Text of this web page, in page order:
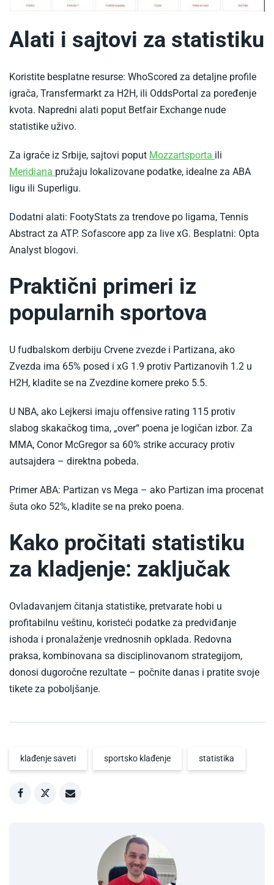
Alati i sajtovi za statistiku
Koristite besplatne resurse: WhoScored za detaljne profile
igrača, Transfermarkt za H2H, ili OddsPortal za poređenje
kvota. Napredni alati poput Betfair Exchange nude
statistike uživo.​
Za igrače iz Srbije, sajtovi poput Mozzartsporta -
Iskustva
ili
Meridiana -
Iskustva
pružaju lokalizovane podatke, idealne za ABA
ligu ili Superligu.​
Dodatni alati: FootyStats za trendove po ligama, Tennis
Abstract za ATP. Sofascore app za live xG. Besplatni: Opta
Analyst blogovi.​
Praktični primeri iz
popularnih sportova
U fudbalskom derbiju Crvene zvezde i Partizana, ako
Zvezda ima 65% posed i xG 1.9 protiv Partizanovih 1.2 u
H2H, kladite se na Zvezdine kornere preko 5.5.​
U NBA, ako Lejkersi imaju offensive rating 115 protiv
slabog skakačkog tima, „over“ poena je logičan izbor. Za
MMA, Conor McGregor sa 60% strike accuracy protiv
autsajdera – direktna pobeda.​
Primer ABA: Partizan vs Mega – ako Partizan ima procenat
šuta oko 52%, kladite se na preko poena.​
Kako pročitati statistiku
za kladjenje: zaključak
Ovladavanjem čitanja statistike, pretvarate hobi u
profitabilnu veštinu, koristeći podatke za predviđanje
ishoda i pronalaženje vrednosnih opklada. Redovna
praksa, kombinovana sa disciplinovanom strategijom,
donosi dugoročne rezultate – počnite danas i pratite svoje
tikete za poboljšanje.
klađenje saveti sportsko klađenje statistika